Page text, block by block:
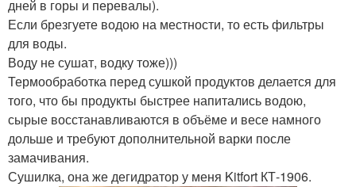
дней в горы и перевалы).
Если брезгуете водою на местности, то есть фильтры
для воды.
Воду не сушат, водку тоже)))
Термообработка перед сушкой продуктов делается для
того, что бы продукты быстрее напитались водою,
сырые восстанавливаются в объёме и весе намного
дольше и требуют дополнительной варки после
замачивания.
Сушилка, она же дегидратор у меня Kitfort КТ-1906.